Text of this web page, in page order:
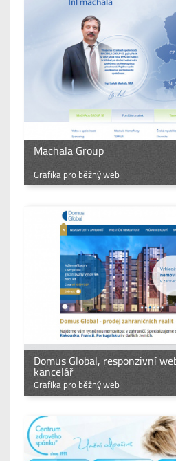
Machala Group
Grafika pro běžný web
Domus Global, responzivní
kancelář
Grafika pro běžný web